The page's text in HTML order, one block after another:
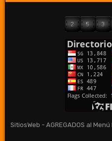
SitiosWeb - AGREGADOS al